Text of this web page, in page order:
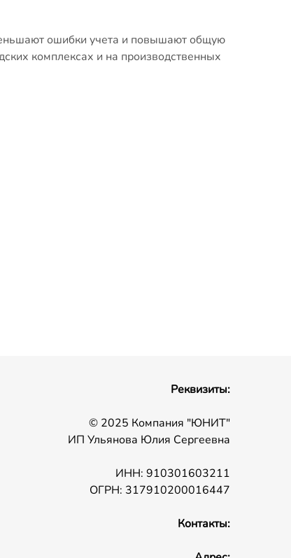
ошибки учета и повышают общую
комплексах и на производственных
Реквизиты:
© 2025 Компания "ЮНИТ"
ИП Ульянова Юлия Сергеевна
ИНН: 910301603211
ОГРН: 317910200016447
Контакты: